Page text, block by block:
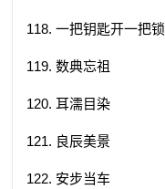
118. 一把钥匙开一把锁
119. 数典忘祖
120. 耳濡目染
121. 良辰美景
122. 安步当车